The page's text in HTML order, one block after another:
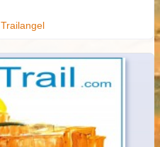
Trailangel